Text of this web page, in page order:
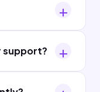
support?